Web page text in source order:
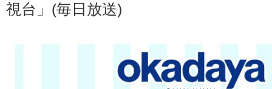
視台」(毎日放送)